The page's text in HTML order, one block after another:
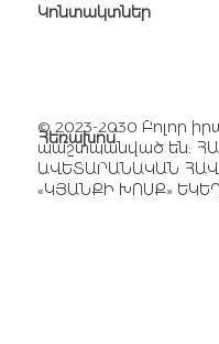
​© 2023-2030 Բոլոր
պաշտպանված են:
ԱՎԵՏԱՐԱՆԱԿԱՆ
«ԿՅԱՆՔԻ ԽՈՍՔ»
Կոնտակտներ
church@wolarm.org
Հեռախոս՝
+374 41 277 741